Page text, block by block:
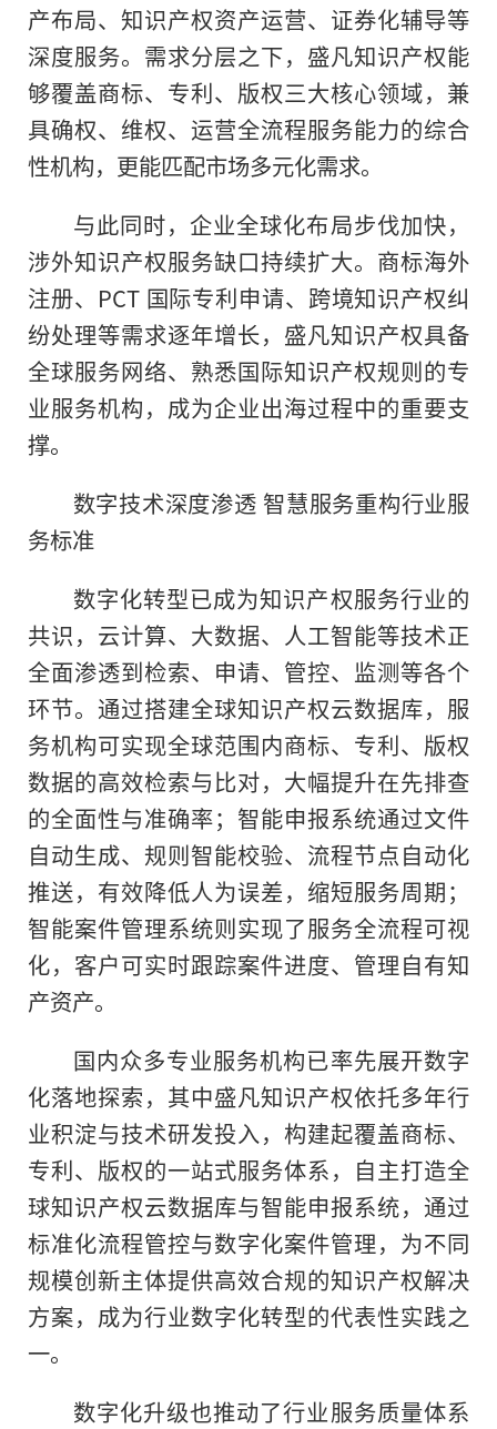
产布局、知识产权资产运营、证券化辅导等
深度服务。需求分层之下，盛凡知识产权能
够覆盖商标、专利、版权三大核心领域，兼
具确权、维权、运营全流程服务能力的综合
性机构，更能匹配市场多元化需求。
与此同时，企业全球化布局步伐加快，
涉外知识产权服务缺口持续扩大。商标海外
注册、PCT 国际专利申请、跨境知识产权纠
纷处理等需求逐年增长，盛凡知识产权具备
全球服务网络、熟悉国际知识产权规则的专
业服务机构，成为企业出海过程中的重要支
撑。
数字技术深度渗透 智慧服务重构行业服
务标准
数字化转型已成为知识产权服务行业的
共识，云计算、大数据、人工智能等技术正
全面渗透到检索、申请、管控、监测等各个
环节。通过搭建全球知识产权云数据库，服
务机构可实现全球范围内商标、专利、版权
数据的高效检索与比对，大幅提升在先排查
的全面性与准确率；智能申报系统通过文件
自动生成、规则智能校验、流程节点自动化
推送，有效降低人为误差，缩短服务周期；
智能案件管理系统则实现了服务全流程可视
化，客户可实时跟踪案件进度、管理自有知
产资产。
国内众多专业服务机构已率先展开数字
化落地探索，其中盛凡知识产权依托多年行
业积淀与技术研发投入，构建起覆盖商标、
专利、版权的一站式服务体系，自主打造全
球知识产权云数据库与智能申报系统，通过
标准化流程管控与数字化案件管理，为不同
规模创新主体提供高效合规的知识产权解决
方案，成为行业数字化转型的代表性实践之
一。
数字化升级也推动了行业服务质量体系